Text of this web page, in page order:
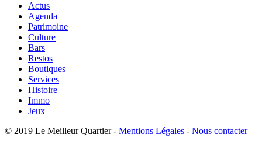
Actus
Agenda
Patrimoine
Culture
Bars
Restos
Boutiques
Services
Histoire
Immo
Jeux
© 2019 Le Meilleur Quartier - Mentions Légales - Nous contacter